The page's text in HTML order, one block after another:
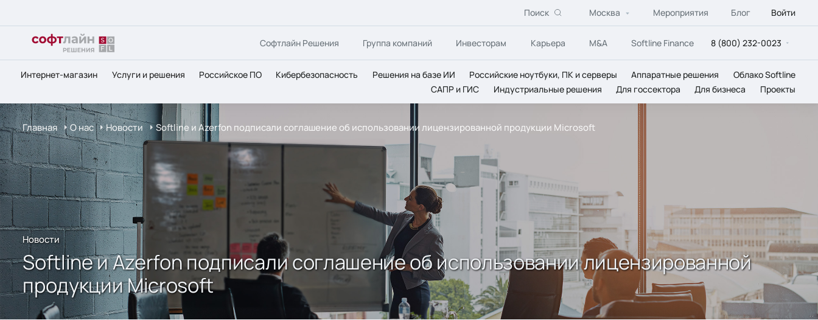
Поиск Москва Мероприятия Блог Войти
Софтлайн Решения Группа компаний Инвесторам Карьера M&A Softline Finance 8 (800) 232-0023
Интернет-магазин Услуги и решения Российское ПО Кибербезопасность Решения на базе ИИ Российские ноутбуки, ПК и серверы Аппаратные решения
Облако Softline
САПР и ГИС
Индустриальные решения Для госсектора Для бизнеса Проекты
Главная О нас Новости Softline и Azerfon подписали соглашение об использовании лицензированной продукции Microsoft
Новости
Softline и Azerfon подписали соглашение об использовании лицензированной
продукции Microsoft